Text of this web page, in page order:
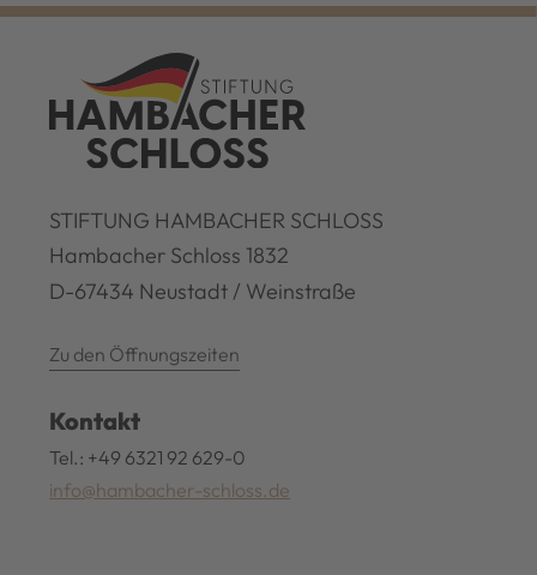
STIFTUNG HAMBACHER SCHLOSS
Hambacher Schloss 1832
D-67434 Neustadt / Weinstraße
Zu den Öffnungszeiten
Kontakt
Tel.: +49 6321 92 629-0
info@hambacher-schloss.de